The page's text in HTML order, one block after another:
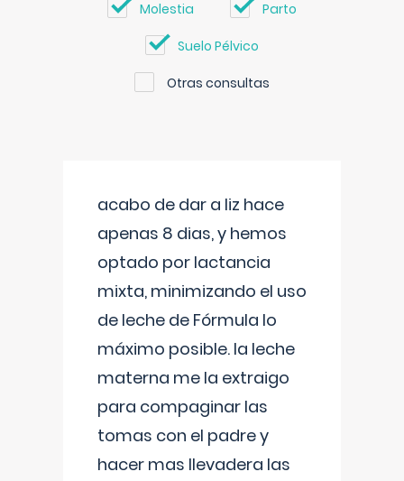
Molestia Parto
Suelo Pélvico
Otras consultas
acabo de dar a liz hace
apenas 8 dias, y hemos
optado por lactancia
mixta, minimizando el uso
de leche de Fórmula lo
máximo posible. la leche
materna me la extraigo
para compaginar las
tomas con el padre y
hacer mas llevadera las